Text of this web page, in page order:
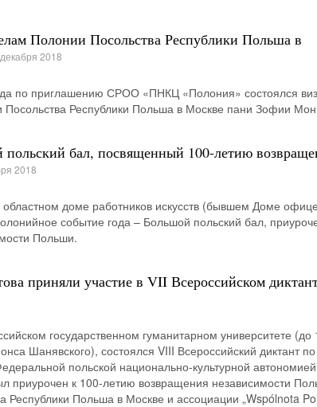
Полонии Посольства Республики Польша в
2018
по приглашению СРОО «ПНКЦ «Полония» состоялся
Республики Польша в Москве пани Зофии
польский бал, посвященный 100-летию
2018
доме работников искусств (бывшем Доме
событие года – Большой польский бал,
Польши.
приняли участие в VII Всероссийском
государственном гуманитарном университете (до
Шанявского), состоялся VIII Всероссийский диктант по
польской национально-культурной автономией
приурочен к 100-летию возвращения независимости
Республики Польша в Москве и ассоциации „Wspólnota